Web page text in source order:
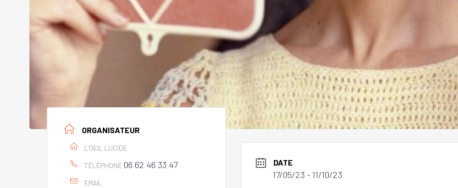
ORGANISATEUR
L'OEIL LUCIDE
TÉLÉPHONE 06 62 46 33 47
EMAIL
DATE
17/05/23 - 11/10/23